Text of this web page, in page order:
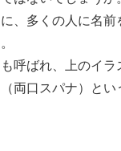
、多くの人に名前
呼ばれ、上のイ
両口スパナ）とい